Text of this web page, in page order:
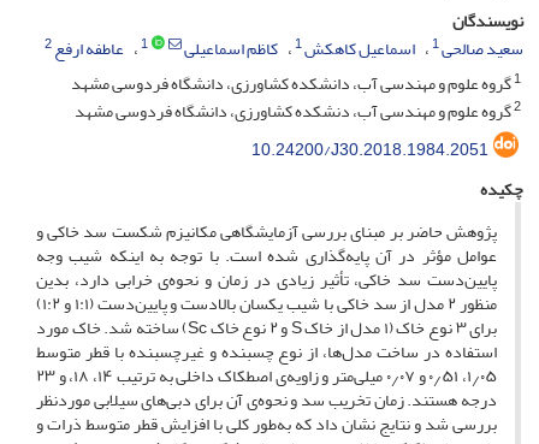
نویسندگان
سعید صالحی1 اسماعیل کاهکش1 کاظم اسماعیلی 1 عاطفه ارفع2
1گروه علوم و مهندسی آب، دانشکده کشاورزی، دانشگاه فردوسی مشهد
2گروه علوم و مهندسی آب، دنشکده کشاورزی، دانشگاه فردوسی مشهد
10.24200/J30.2018.1984.2051
چکیده
پژوهش حاضر بر مبنای بررسی آزمایشگاهی مکانیزم شکست سد خاکی و
عوامل مؤثر در آن پایه‌گذاری شده است. با توجه به اینکه شیب وجه
پایین‌دست سد خاکی، تأثیر زیادی در زمان و نحوه‌ی خرابی دارد، بدین
منظور ۲ مدل از سد خاکی با شیب یکسان بالادست و پایین‌دست (۱:۱ و ۱:۲)
برای ۳ نوع خاک (۱ مدل از خاک S و ۲ نوع خاک S‌c) ساخته شد. خاک مورد
استفاده در ساخت مدل‌ها، از نوع چسبنده و غیرچسبنده با قطر متوسط
۱٫۰۵، ۰٫۵۱ و ۰٫۰۷ میلی‌متر و زاویه‌ی اصطکاک داخلی به ترتیب ۱۴، ۱۸، و ۲۳
درجه هستند. زمان تخریب سد و نحوه‌ی آن برای دبی‌های سیلابی موردنظر
بررسی شد و نتایج نشان داد که به‌طور کلی با افزایش قطر متوسط ذرات و